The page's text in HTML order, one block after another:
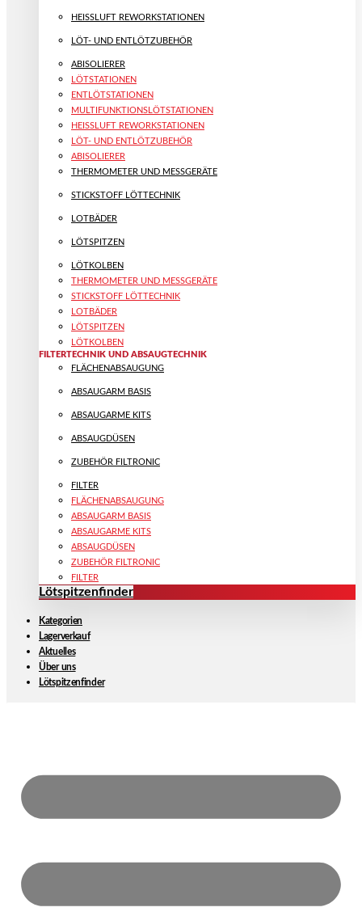
HEISSLUFT REWORKSTATIONEN
LÖT- UND ENTLÖTZUBEHÖR
ABISOLIERER
LÖTSTATIONEN
ENTLÖTSTATIONEN
MULTIFUNKTIONS­LÖTSTATIONEN
HEISSLUFT REWORKSTATIONEN
LÖT- UND ENTLÖTZUBEHÖR
ABISOLIERER
THERMOMETER UND MESSGERÄTE
STICKSTOFF LÖTTECHNIK
LOTBÄDER
LÖTSPITZEN
LÖTKOLBEN
THERMOMETER UND MESSGERÄTE
STICKSTOFF LÖTTECHNIK
LOTBÄDER
LÖTSPITZEN
LÖTKOLBEN
FILTERTECHNIK UND ABSAUGTECHNIK
FLÄCHENABSAUGUNG
ABSAUGARM BASIS
ABSAUGARME KITS
ABSAUGDÜSEN
ZUBEHÖR FILTRONIC
FILTER
FLÄCHENABSAUGUNG
ABSAUGARM BASIS
ABSAUGARME KITS
ABSAUGDÜSEN
ZUBEHÖR FILTRONIC
FILTER
Lötspitzenfinder
Kategorien
Lagerverkauf
Aktuelles
Über uns
Lötspitzenfinder